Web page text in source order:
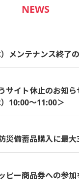
NEWS
メンテナンス終了
サイト休止のお知ら
10:00～11:00＞
災備蓄品購入に最
ピー商品券への参